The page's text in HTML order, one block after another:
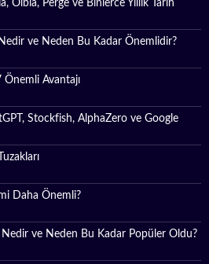
Perge ve Binlerce Yıllık Tarih
ve Neden Bu Kadar Önemlidir?
Önemli Avantajı
Stockfish, AlphaZero ve Google
Daha Önemli?
Nedir ve Neden Bu Kadar Popüler Oldu?